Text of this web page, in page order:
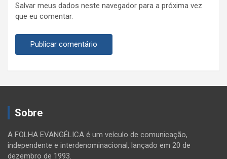
Salvar meus dados neste navegador para a próxima vez
que eu comentar.
Sobre
A FOLHA EVANGÉLICA é um veículo de comunicação,
independente e interdenominacional, lançado em 20 de
dezembro de 1993.